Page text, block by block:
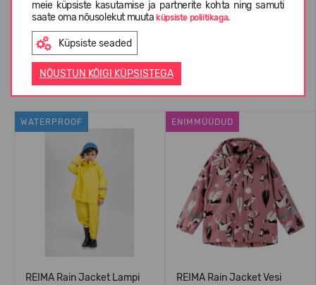
meie küpsiste kasutamise ja partnerite kohta ning samuti
saate oma nõusolekut muutaküpsiste poliitikaga.
Küpsiste seaded
NÕUSTUN KÕIGI KÜPSISTEGA
KLIENTIDE ARVUSTUSED (0)
Sarnased tooted
WATERPROOF
REIMA Rain Jacket Lampi
ENIMMÜÜDUD
REIMA Rain Jacket Vesi